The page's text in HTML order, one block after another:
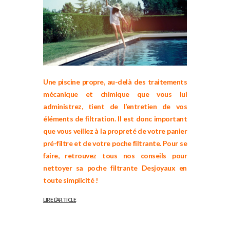
Une piscine propre, au-delà des traitements
mécanique et chimique que vous lui
administrez, tient de l’entretien de vos
éléments de filtration. Il est donc important
que vous veillez à la propreté de votre panier
pré-filtreet de votre poche filtrante. Pour se
faire, retrouvez tous nos conseils pour
nettoyer sa poche filtrante Desjoyaux en
toute simplicité !
LIRE L’ARTICLE